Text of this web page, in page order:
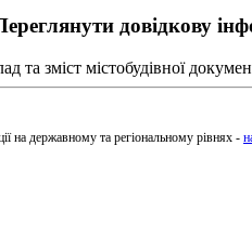
довідкову
та зміст містобудівної
на державному та регіональному рівнях -